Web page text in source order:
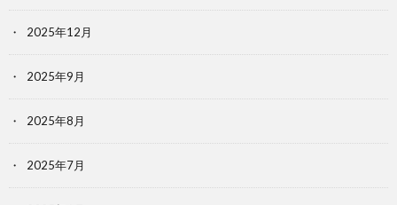
2025年12月
2025年9月
2025年8月
2025年7月